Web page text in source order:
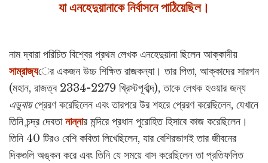
যা এনহেদুয়ানাকে নির্বাসনে পাঠিয়েছিল।
নাম দ্বারা পরিচিত বিশ্বের প্রথম লেখক এনহেদুয়ানা ছিলেন আক্কাদীয়
সাম্রাজ্যের একজন উচ্চ শিক্ষিত রাজকন্যা। তার পিতা, আক্কাদের সারগন
(মহান, রাজত্ব 2334-2279 খ্রিস্টপূর্বাব্দ), তাকে লেখক হওয়ার জন্য
এডুবায়প্রেরণ করেছিলেন এবং তারপরে উর শহরে প্রেরণ করেছিলেন, যেখানে
তিনি চন্দ্র দেবতানান্নার মন্দিরে প্রধান পুরোহিত হিসাবে কাজ করেছিলেন।
তিনি 40 টিরও বেশি কবিতা লিখেছিলেন, যার বেশিরভাগই তার জীবনের
দিকগুলি অঙ্কন করে এবং তিনি যে সময়ে বাস করেছিলেন তা প্রতিফলিত